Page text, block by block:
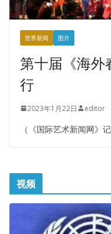
世界新闻 图片
第十届《海外
行
2023年1月22日 editor
（《国际艺术新闻网》
视频